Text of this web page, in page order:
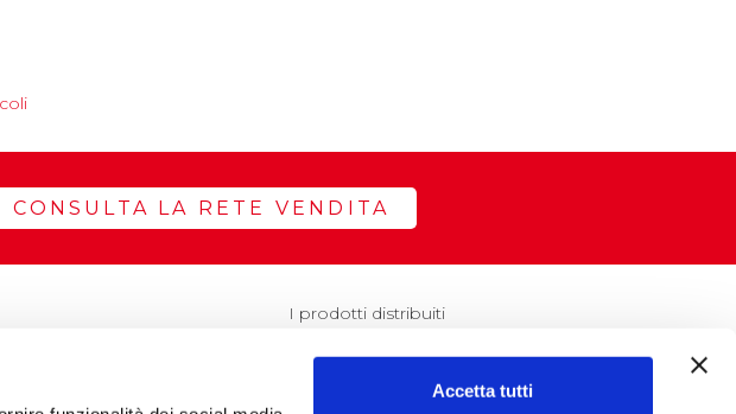
Accetta tutti
CONSULTA LA RETE VENDITA
I prodotti distribuiti